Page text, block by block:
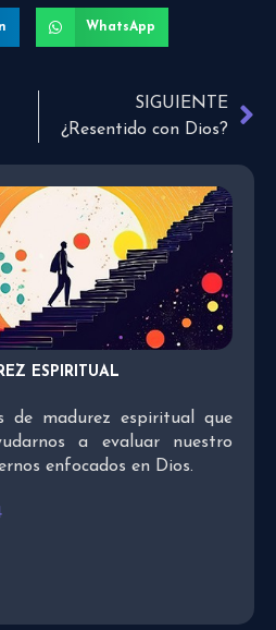
WhatsApp
SIGUIENTE
¿Resentido con Dios?
ESPIRITUAL
de madurez espiritual que
a evaluar nuestro
enfocados en Dios.